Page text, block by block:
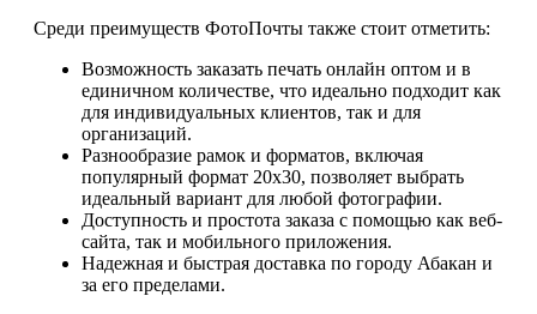
Среди преимуществ ФотоПочты также стоит отметить:
Возможность заказать печать онлайн оптом и в
единичном количестве, что идеально подходит как
для индивидуальных клиентов, так и для
организаций.
Разнообразие рамок и форматов, включая
популярный формат 20х30, позволяет выбрать
идеальный вариант для любой фотографии.
Доступность и простота заказа с помощью как веб-
сайта, так и мобильного приложения.
Надежная и быстрая доставка по городу Абакан и
за его пределами.